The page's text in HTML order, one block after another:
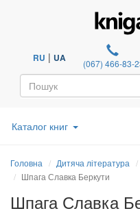
RU | UA (067) 466-83-
Каталог книг
Головна Дитяча література
Шпага Славка Беркути
Шпага Славка